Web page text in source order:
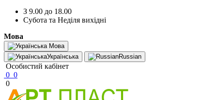
З 9.00 до 18.00
Субота та Неділя вихідні
Мова
Мова
Українська
Russian
Особистий кабінет
0 0
0